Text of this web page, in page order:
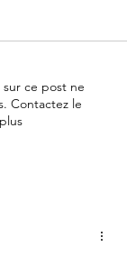
une
sur ce post ne
Contactez le